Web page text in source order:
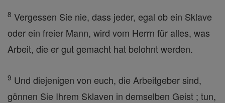
8 Vergessen Sie nie, dass jeder, egal ob ein Sklave
oder ein freier Mann, wird vom Herrn für alles, was
Arbeit, die er gut gemacht hat belohnt werden.
9 Und diejenigen von euch, die Arbeitgeber sind,
gönnen Sie Ihrem Sklaven in demselben Geist ; tun,